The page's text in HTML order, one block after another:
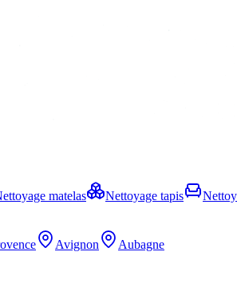
matelas Nettoyage tapis
Avignon
Aubagne